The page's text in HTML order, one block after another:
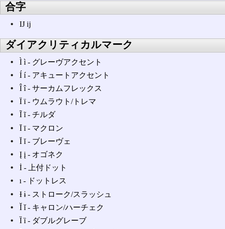
合字
Ĳ ĳ
ダイアクリティカルマーク
Ì ì ‐ グレーヴアクセント
Í í ‐ アキュートアクセント
Î î ‐ サーカムフレックス
Ï ï ‐ ウムラウト/トレマ
Ĩ ĩ ‐ チルダ
Ī ī ‐ マクロン
Ĭ ĭ ‐ ブレーヴェ
Į į ‐ オゴネク
İ ‐ 上付ドット
ı ‐ ドットレス
Ɨ ɨ ‐ ストローク/スラッシュ
Ǐ ǐ ‐ キャロン/ハーチェク
Ȉ ȉ ‐ ダブルグレーブ